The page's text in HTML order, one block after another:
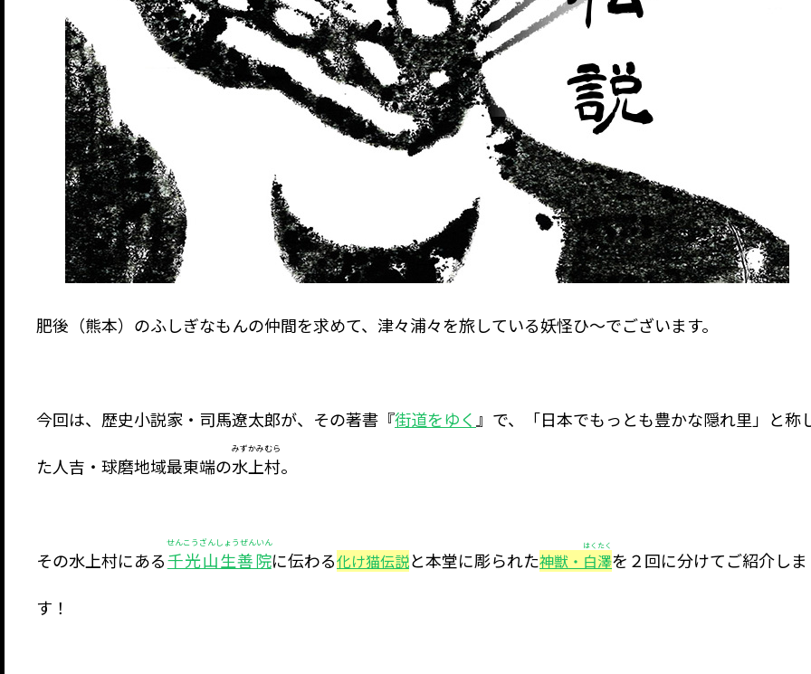
肥後（熊本）のふしぎなもんの仲間を求めて、津々浦々を旅している妖怪ひ～でございます。
今回は、歴史小説家・司馬遼太郎が、その著書『街道をゆく 』で、「日本でもっとも豊かな隠れ里」と称
た人吉・球磨地域最東端の水上村
みずかみむら
。
その水上村にある千光山生善院
せんこうざんしょうぜんいん
に伝わる化け猫伝説と本堂に彫られた神獣・ 白澤
はくたく
を２回に分けてご紹介しま
す！